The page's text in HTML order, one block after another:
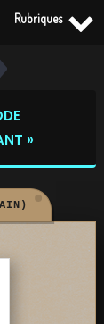
»
Rubriques